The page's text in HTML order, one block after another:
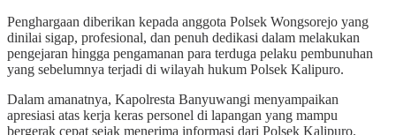
Penghargaan diberikan kepada anggota Polsek Wongsorejo yang
dinilai sigap, profesional, dan penuh dedikasi dalam melakukan
pengejaran hingga pengamanan para terduga pelaku pembunuhan
yang sebelumnya terjadi di wilayah hukum Polsek Kalipuro.
Dalam amanatnya, Kapolresta Banyuwangi menyampaikan
apresiasi atas kerja keras personel di lapangan yang mampu
bergerak cepat sejak menerima informasi dari Polsek Kalipuro.